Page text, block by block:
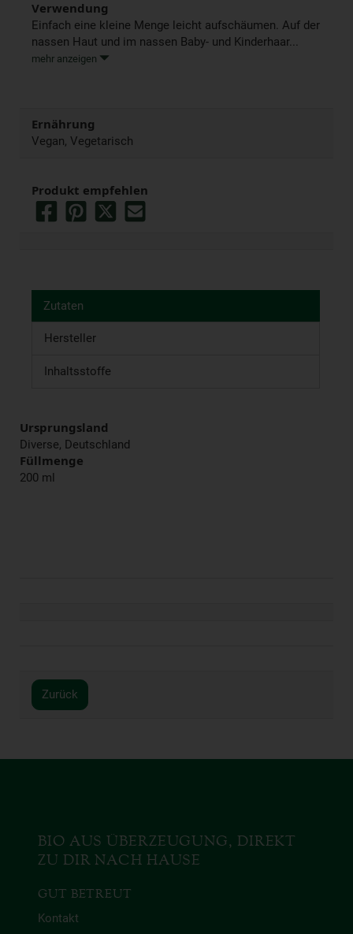
Verwendung
Einfach eine kleine Menge leicht aufschäumen. Auf der
nassen Haut und im nassen Baby- und Kinderhaar...
mehr anzeigen
Ernährung
Vegan, Vegetarisch
Produkt empfehlen
Zutaten
Hersteller
Inhaltsstoffe
Ursprungsland
Diverse, Deutschland
Füllmenge
200 ml
Zurück
BIO AUS ÜBERZEUGUNG, DIREKT
ZU DIR NACH HAUSE
GUT BETREUT
Kontakt